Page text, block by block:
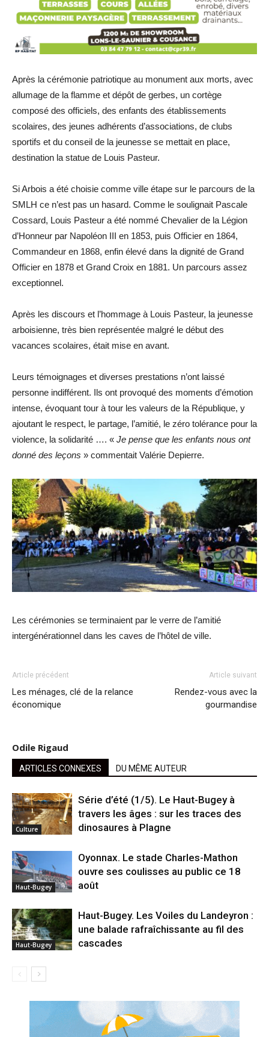
Après la cérémonie patriotique au monument aux morts, avec
allumage de la flamme et dépôt de gerbes, un cortège
composé des officiels, des enfants des établissements
scolaires, des jeunes adhérents d’associations, de clubs
sportifs et du conseil de la jeunesse se mettait en place,
destination la statue de Louis Pasteur.
Si Arbois a été choisie comme ville étape sur le parcours de la
SMLH ce n’est pas un hasard. Comme le soulignait Pascale
Cossard, Louis Pasteur a été nommé Chevalier de la Légion
d’Honneur par Napoléon III en 1853, puis Officier en 1864,
Commandeur en 1868, enfin élevé dans la dignité de Grand
Officier en 1878 et Grand Croix en 1881. Un parcours assez
exceptionnel.
Après les discours et l’hommage à Louis Pasteur, la jeunesse
arboisienne, très bien représentée malgré le début des
vacances scolaires, était mise en avant.
Leurs témoignages et diverses prestations n’ont laissé
personne indifférent. Ils ont provoqué des moments d’émotion
intense, évoquant tour à tour les valeurs de la République, y
ajoutant le respect, le partage, l’amitié, le zéro tolérance pour la
violence, la solidarité …. « Je pense que les enfants nous ont
donné des leçons » commentait Valérie Depierre.
Les cérémonies se terminaient par le verre de l’amitié
intergénérationnel dans les caves de l’hôtel de ville.
Article précédent
Les ménages, clé de la relance
économique
Article suivant
Rendez-vous avec la
gourmandise
Odile Rigaud
ARTICLES CONNEXES DU MÊME AUTEUR
Culture
Série d’été (1/5). Le Haut-Bugey à
travers les âges : sur les traces des
dinosaures à Plagne
Haut-Bugey
Oyonnax. Le stade Charles-Mathon
ouvre ses coulisses au public ce 18
août
Haut-Bugey
Haut-Bugey. Les Voiles du Landeyron :
une balade rafraîchissante au fil des
cascades